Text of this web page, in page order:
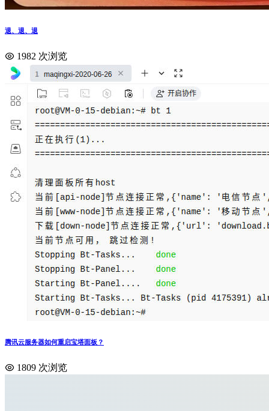
退、退、退
1982 次浏览
腾讯云服务器如何重启宝塔面板？
1809 次浏览